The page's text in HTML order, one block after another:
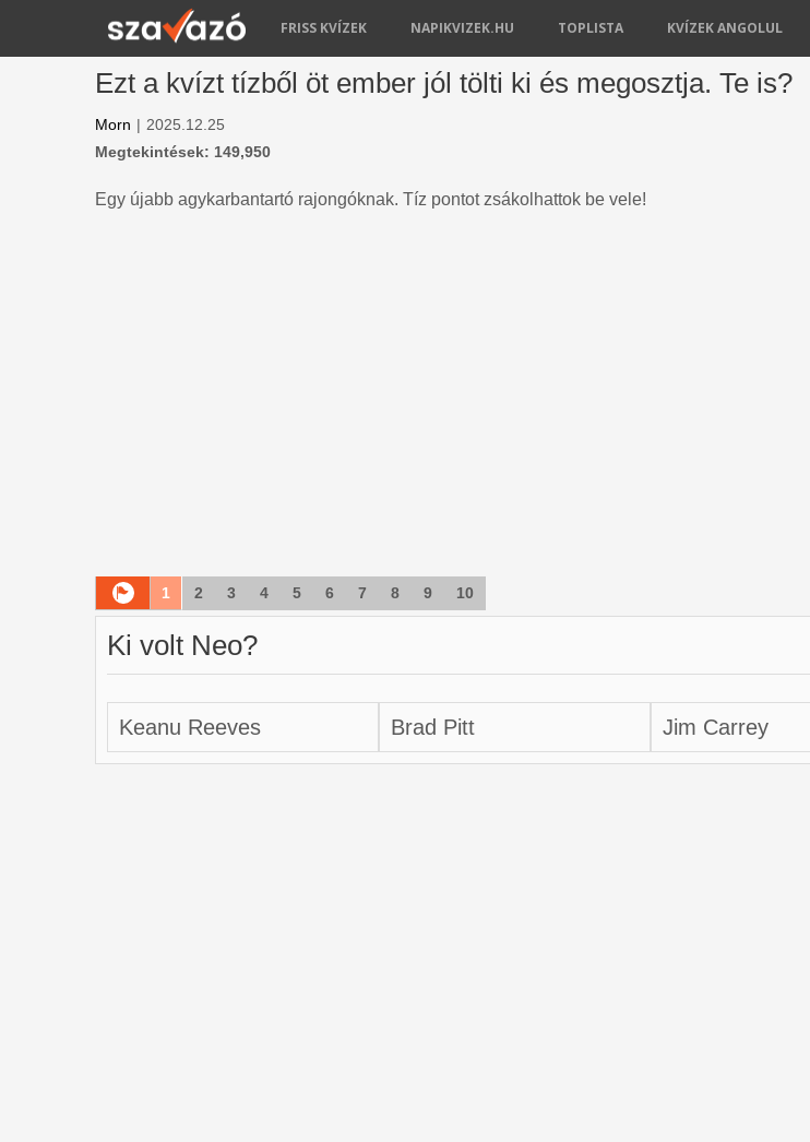
FRISS KVÍZEK NAPIKVIZEK.HU TOPLISTA KVÍZEK ANGOLUL
Ezt a kvízt tízből öt ember jól tölti ki és megosztja. Te is?
Morn | 2025.12.25
Megtekintések: 149,950
Egy újabb agykarbantartó rajongóknak. Tíz pontot zsákolhattok be vele!
1 2 3 4 5 6 7 8 9 10
Ki volt Neo?
Keanu Reeves Brad Pitt Jim Carrey